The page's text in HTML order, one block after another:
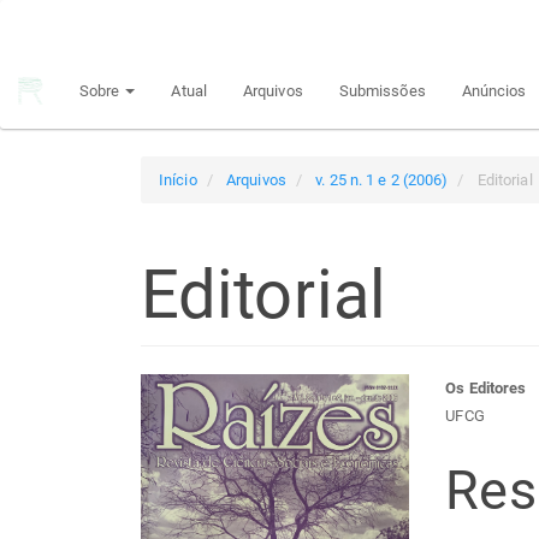
principal
Sobre Atual Arquivos Submissões Anúncios
Início Arquivos v. 25 n. 1 e 2 (2006) Editorial
Editorial
Barra
lateral
de
do
Os Editores
UFCG